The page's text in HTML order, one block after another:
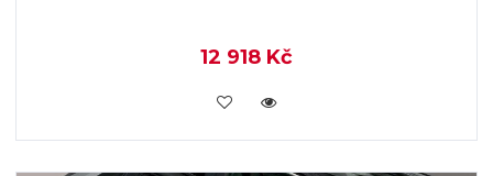
12 918 Kč
KOUPIT